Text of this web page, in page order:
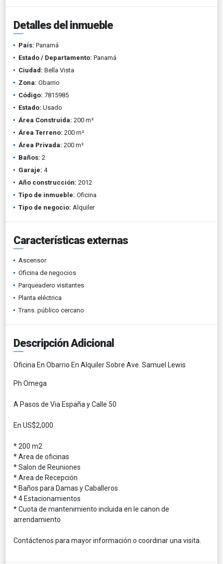
Detalles del inmueble
País: Panamá
Estado / Departamento: Panamá
Ciudad: Bella Vista
Zona: Obarrio
Código: 7815985
Estado: Usado
Área Construida: 200 m²
Área Terreno: 200 m²
Área Privada: 200 m²
Baños: 2
Garaje: 4
Año construcción: 2012
Tipo de inmueble: Oficina
Tipo de negocio: Alquiler
Características externas
Ascensor
Oficina de negocios
Parqueadero visitantes
Planta eléctrica
Trans. público cercano
Descripción Adicional
Oficina En Obarrio En Alquiler Sobre Ave. Samuel Lewis
Ph Omega
A Pasos de Via España y Calle 50
En US$2,000
* 200 m2
* Area de oficinas
* Salon de Reuniones
* Area de Recepción
* Baños para Damas y Caballeros
* 4 Estacionamientos
* Cuota de mantenimiento incluida en le canon de
arrendamiento
Contáctenos para mayor información o coordinar una visita.